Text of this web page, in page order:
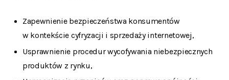
Zapewnienie bezpieczeństwa konsumentów
w kontekście cyfryzacji i sprzedaży internetowej,
Usprawnienie procedur wycofywania niebezpiecznych
produktów z rynku,